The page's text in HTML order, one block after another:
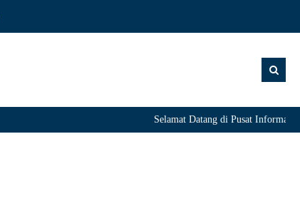
Selamat Datang di Pusat